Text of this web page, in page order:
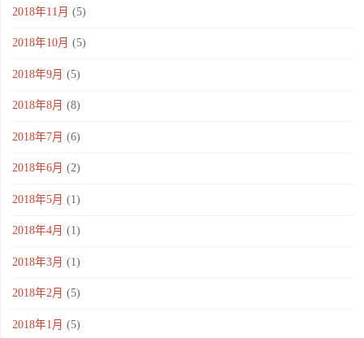
2018年11月 (5)
2018年10月 (5)
2018年9月 (5)
2018年8月 (8)
2018年7月 (6)
2018年6月 (2)
2018年5月 (1)
2018年4月 (1)
2018年3月 (1)
2018年2月 (5)
2018年1月 (5)